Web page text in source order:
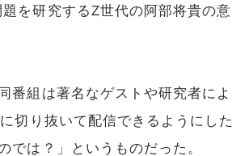
を研究するZ世代の阿部将貴の意
番組は著名なゲストや研究者によ
切り抜いて配信できるようにした
では？」というものだった。